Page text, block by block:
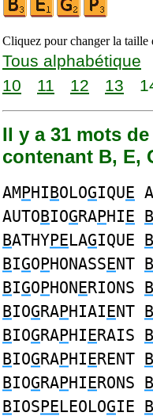
Cliquez pour changer la taille
Tous alphabétique
10
11 12 13
Il y a 31 mots
contenant B, E,
AMPHIBOLOGIQUE
AUTOBIOGRAPHIE B
BATHYPELAGIQUE B
BIGOPHONASSENT B
BIGOPHONERIONS B
BIOGRAPHIAIENT B
BIOGRAPHIERAIS B
BIOGRAPHIERENT B
BIOGRAPHIERONS B
BIOSPELEOLOGIE B